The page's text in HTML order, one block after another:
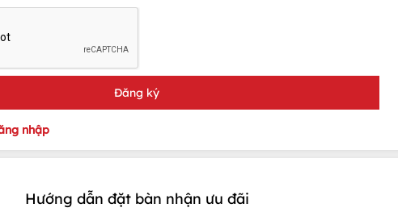
nhập
Hướng dẫn đặt bàn nhận ưu đãi